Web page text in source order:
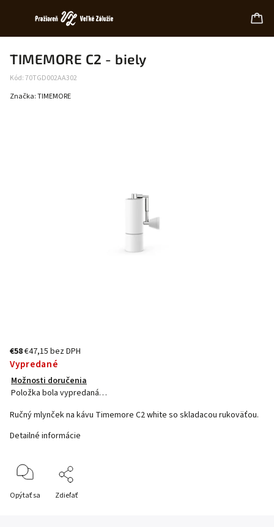
TIMEMORE C2 - biely
Kód:70TGD002AA302
Značka:TIMEMORE
€58€47,15 bez DPH
Vypredané
Možnosti doručenia
Položka bola vypredaná…
Ručný mlynček na kávu Timemore C2 white so skladacou rukoväťou.
Detailné informácie
Opýtať sa Zdieľať